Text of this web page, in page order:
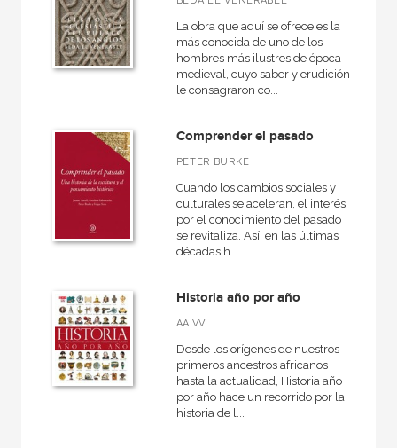
General
VER TODAS... (16)
NUESTRAS COLECCIONES
Arealonga - Letras galegas
Arqueología
Arte en contexto
Atlas Akal
Básica de Bolsillo  Serie Clásicos del pensamiento político
Básica de Bolsillo  Serie Referencia
Básica de Bolsillo  Serie Utopías
La obra que aquí se ofrece es la
más conocida de uno de los
hombres más ilustres de época
medieval, cuyo saber y erudición
le consagraron co...
Comprender el pasado
PETER BURKE
Cuando los cambios sociales y
culturales se aceleran, el interés
por el conocimiento del pasado
se revitaliza. Así, en las últimas
décadas h...
Historia año por año
AA.VV.
Desde los orígenes de nuestros
primeros ancestros africanos
hasta la actualidad, Historia año
por año hace un recorrido por la
historia de l...